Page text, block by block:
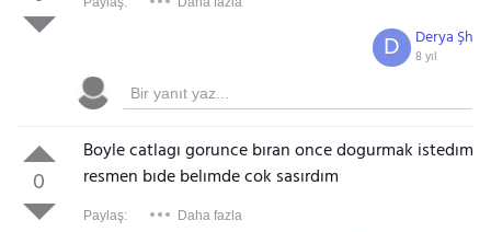
Derya Şh
8 yıl
D
0
Boyle catlagı gorunce bıran once dogurmak istedım
resmen bıde belımde cok sasırdım
Paylaş: Daha fazla